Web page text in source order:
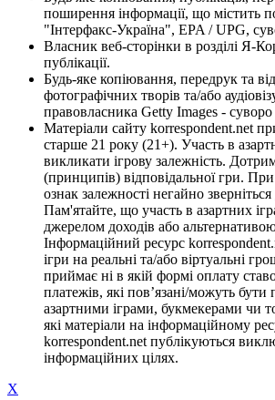
поширення інформації, що містить
"Інтерфакс-Україна", EPA / UPG,
Власник веб-сторінки в розділі Я-
публікації.
Будь-яке копіювання, передрук та
фотографічних творів та/або
правовласника Getty Images - суворо
Матеріали сайту korrespondent.net
старше 21 року (21+). Участь в
викликати ігрову залежність.
(принципів) відповідальної гри.
ознак залежності негайно зверніться
Пам'ятайте, що участь в азартних
джерелом доходів або
Інформаційний ресурс
ігри на реальні та/або віртуальні
приймає ні в якій формі оплату
платежів, які пов’язані/можуть бути
азартними іграми, букмекерами чи
які матеріали на інформаційному
korrespondent.net публікуються
інформаційних цілях.
X